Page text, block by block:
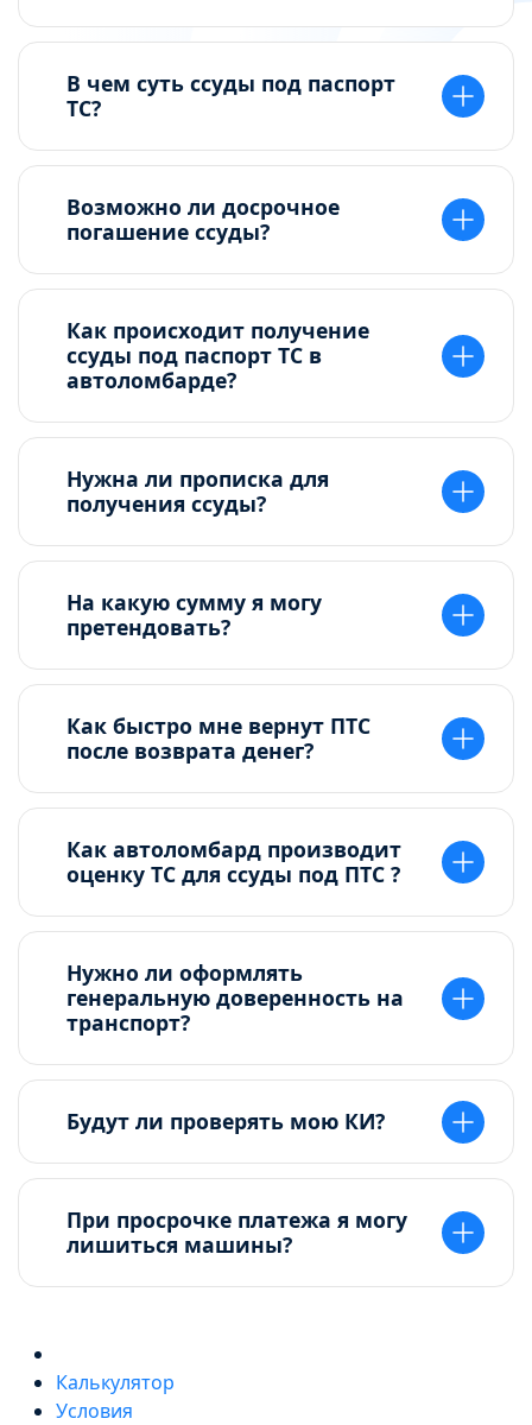
В чем суть ссуды под паспорт
ТС?
Возможно ли досрочное
погашение ссуды?
Как происходит получение
ссуды под паспорт ТС в
автоломбарде?
Нужна ли прописка для
получения ссуды?
На какую сумму я могу
претендовать?
Как быстро мне вернут ПТС
после возврата денег?
Как автоломбард производит
оценку ТС для ссуды под ПТС ?
Нужно ли оформлять
генеральную доверенность на
транспорт?
Будут ли проверять мою КИ?
При просрочке платежа я могу
лишиться машины?
Калькулятор
Условия